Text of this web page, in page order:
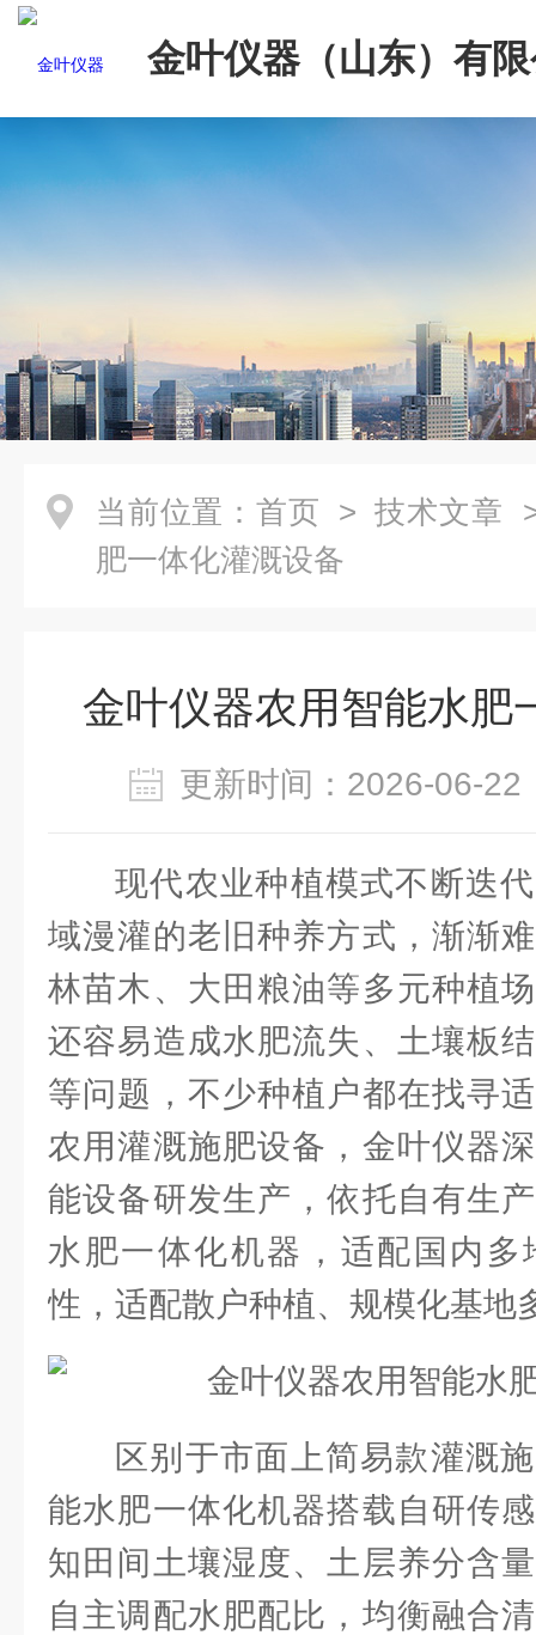
金叶仪器（山东）有
当前位置： 首页 > 技术文章
肥一体化灌溉设备
金叶仪器农用智能水肥
更新时间：2026-
现代农业种植模式不断迭
域漫灌的老旧种养方式，渐渐
林苗木、大田粮油等多元种植
还容易造成水肥流失、土壤板
等问题，不少种植户都在找寻
农用灌溉施肥设备，金叶仪器
能设备研发生产，依托自有生
水肥一体化机器，适配国内
性，适配散户种植、规模化基地
区别于市面上简易款灌溉
能水肥一体化机器搭载自研传
知田间土壤湿度、土层养分含
自主调配水肥配比，均衡融合